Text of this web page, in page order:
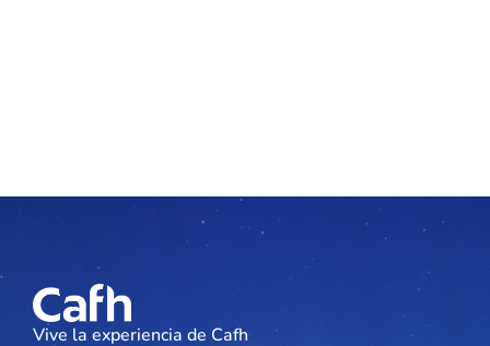
Vive la experiencia de Cafh